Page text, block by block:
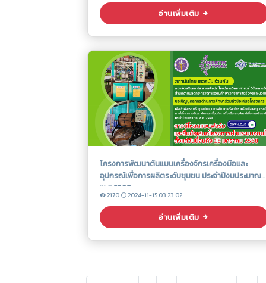
อ่านเพิ่มเติม
โครงการพัฒนาต้นแบบเครื่องจักรเครื่องมือและ
อุปกรณ์เพื่อการผลิตระดับชุมชน ประจำปีงบประมาณ
พ.ศ 2568
2170 2024-11-15 03:23:02
อ่านเพิ่มเติม